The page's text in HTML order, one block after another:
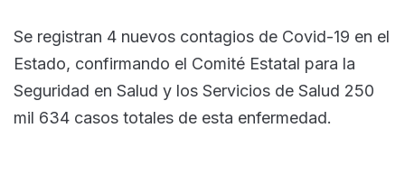
Se registran 4 nuevos contagios de Covid-19 en el
Estado, confirmando el Comité Estatal para la
Seguridad en Salud y los Servicios de Salud 250
mil 634 casos totales de esta enfermedad.